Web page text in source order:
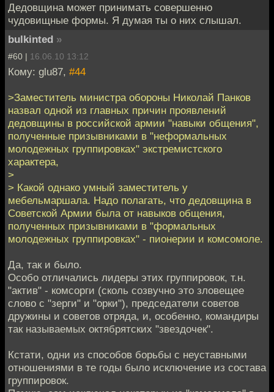
Дедовщина может принимать совершенно
чудовищные формы. Я думая ты о них слышал.
bulkinted »
#60 | 16.06.10 13:12
Кому: glu87, #44
>Заместитель министра обороны Николай Панков
назвал одной из главных причин проявлений
дедовщины в российской армии "навыки общения",
полученные призывниками в "неформальных
молодежных группировках" экстремистского
характера,
>
> Какой однако умный заместитель у
мебельмаршала. Надо полагать, что дедовщина в
Советской Армии была от навыков общения,
полученных призывниками в "формальных
молодежных группировках" - пионерии и комсомоле.
Да, так и было.
Особо отличались лидеры этих группировок, т.н.
"актив" - комсорги (сколь созвучно это зловещее
слово с "зерги" и "орки"), председатели советов
дружины и советов отряда, и, особенно, командиры
так называемых октябрятских "звездочек".
Кстати, одни из способов борьбы с неуставными
отношениями в те годы было исключение из состава
группировок.